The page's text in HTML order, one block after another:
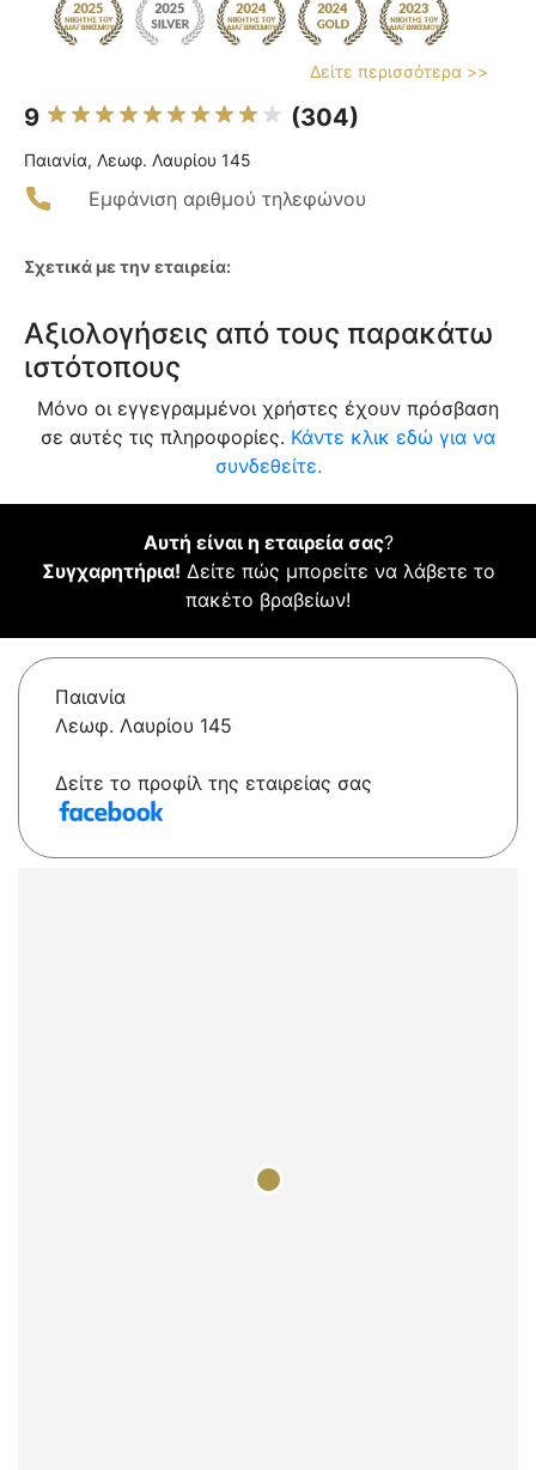
Δείτε περισσότερα >>
9 (304)
Παιανία, Λεωφ. Λαυρίου 145
Εμφάνιση αριθμού τηλεφώνου
Σχετικά με την εταιρεία:
Αξιολογήσεις από τους παρακάτω
ιστότοπους
Μόνο οι εγγεγραμμένοι χρήστες έχουν πρόσβαση
σε αυτές τις πληροφορίες. Κάντε κλικ εδώ για να
συνδεθείτε.
Αυτή είναι η εταιρεία σας?
Συγχαρητήρια! Δείτε πώς μπορείτε να λάβετε το
πακέτο βραβείων!
Παιανία
Λεωφ. Λαυρίου 145
Δείτε το προφίλ της εταιρείας σας